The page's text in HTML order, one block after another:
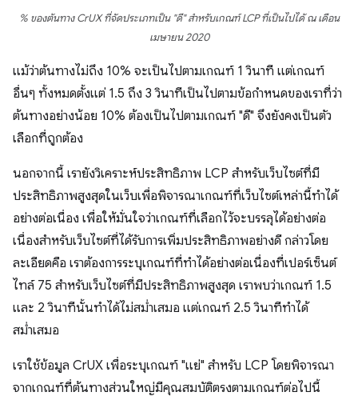
% ของต้นทาง CrUX ที่จัดประเภทเป็น "ดี" สำหรับเกณฑ์ LCP ที่เป็นไปได้ ณ เดือน
เมษายน 2020
แม้ว่าต้นทางไม่ถึง 10% จะเป็นไปตามเกณฑ์ 1 วินาที แต่เกณฑ์
อื่นๆ ทั้งหมดตั้งแต่ 1.5 ถึง 3 วินาทีเป็นไปตามข้อกำหนดของเราที่ว่า
ต้นทางอย่างน้อย 10% ต้องเป็นไปตามเกณฑ์ "ดี" จึงยังคงเป็นตัว
เลือกที่ถูกต้อง
นอกจากนี้ เรายังวิเคราะห์ประสิทธิภาพ LCP สําหรับเว็บไซต์ที่มี
ประสิทธิภาพสูงสุดในเว็บเพื่อพิจารณาเกณฑ์ที่เว็บไซต์เหล่านี้ทำได้
อย่างต่อเนื่อง เพื่อให้มั่นใจว่าเกณฑ์ที่เลือกไว้จะบรรลุได้อย่างต่อ
เนื่องสําหรับเว็บไซต์ที่ได้รับการเพิ่มประสิทธิภาพอย่างดี กล่าวโดย
ละเอียดคือ เราต้องการระบุเกณฑ์ที่ทำได้อย่างต่อเนื่องที่เปอร์เซ็นต์
ไทล์ 75 สำหรับเว็บไซต์ที่มีประสิทธิภาพสูงสุด เราพบว่าเกณฑ์ 1.5
และ 2 วินาทีนั้นทำได้ไม่สม่ำเสมอ แต่เกณฑ์ 2.5 วินาทีทำได้
สม่ำเสมอ
เราใช้ข้อมูล CrUX เพื่อระบุเกณฑ์ "แย่" สําหรับ LCP โดยพิจารณา
จากเกณฑ์ที่ต้นทางส่วนใหญ่มีคุณสมบัติตรงตามเกณฑ์ต่อไปนี้